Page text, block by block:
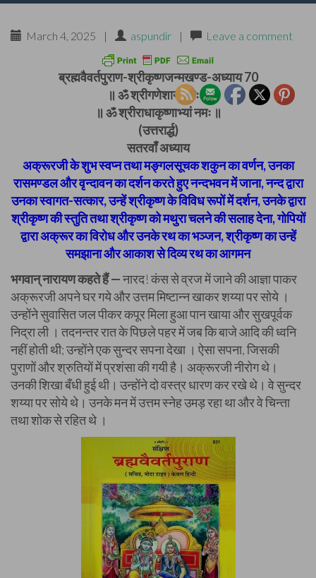
March 4, 2025 | aspundir | Leave a comment
ब्रह्मवैवर्तपुराण-श्रीकृष्णजन्मखण्ड-अध्याय 70
॥ ॐ श्रीगणेशाय नमः ॥
॥ ॐ श्रीराधाकृष्णाभ्यां नमः ॥
(उत्तरार्द्ध)
सतरवाँ अध्याय
अक्रूरजी के शुभ स्वप्न तथा मङ्गलसूचक शकुन का वर्णन, उनका
रासमण्डल और वृन्दावन का दर्शन करते हुए नन्दभवन में जाना, नन्द द्वारा
उनका स्वागत-सत्कार, उन्हें श्रीकृष्ण के विविध रूपों में दर्शन, उनके द्वारा
श्रीकृष्ण की स्तुति तथा श्रीकृष्ण को मथुरा चलने की सलाह देना, गोपियों
द्वारा अक्रूर का विरोध और उनके रथ का भञ्जन, श्रीकृष्ण का उन्हें
समझाना और आकाश से दिव्य रथ का आगमन
भगवान् नारायण कहते हैं —नारद! कंस से व्रज में जाने की आज्ञा पाकर
अक्रूरजी अपने घर गये और उत्तम मिष्टान्न खाकर शय्या पर सोये ।
उन्होंने सुवासित जल पीकर कपूर मिला हुआ पान खाया और सुखपूर्वक
निद्रा ली । तदनन्तर रात के पिछले पहर में जब कि बाजे आदि की ध्वनि
नहीं होती थी; उन्होंने एक सुन्दर सपना देखा । ऐसा सपना, जिसकी
पुराणों और श्रुतियों में प्रशंसा की गयी है। अक्रूरजी नीरोग थे।
उनकी शिखा बँधी हुई थी। उन्होंने दो वस्त्र धारण कर रखे थे। वे सुन्दर
शय्या पर सोये थे। उनके मन में उत्तम स्नेह उमड़ रहा था और वे चिन्ता
तथा शोक से रहित थे ।